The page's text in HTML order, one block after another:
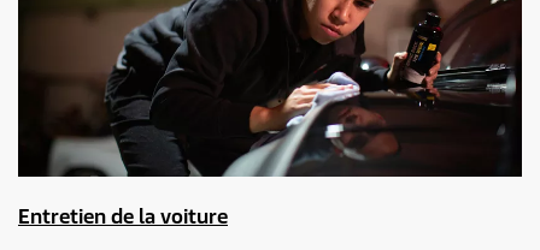
Entretien de la voiture